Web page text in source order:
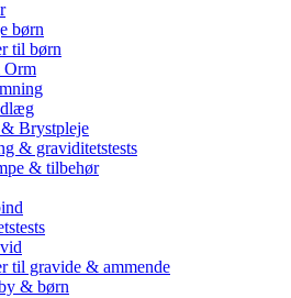
børn
til børn
Orm
Brystpleje
& graviditetstests
& tilbehør
til gravide & ammende
& børn